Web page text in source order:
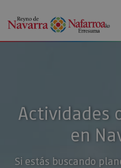
Actividades
en
Si estás buscando